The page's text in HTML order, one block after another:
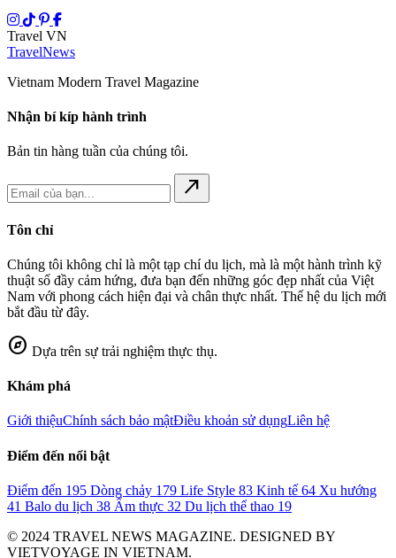
Travel VN
TravelNews
Vietnam Modern Travel Magazine
Nhận bí kíp hành trình
Bản tin hàng tuần của chúng tôi.
north_east
Tôn chỉ
Chúng tôi không chỉ là một tạp chí du lịch, mà là một hành trình kỹ
thuật số đầy cảm hứng, đưa bạn đến những góc đẹp nhất của Việt
Nam với phong cách hiện đại và chân thực nhất. Thế hệ du lịch mới
bắt đầu từ đây.
explore Dựa trên sự trải nghiệm thực thụ.
Khám phá
Giới thiệuChính sách bảo mậtĐiều khoản sử dụngLiên hệ
Điểm đến nổi bật
Điểm đến 195 Dòng chảy 179 Life Style 83 Kinh tế 64 Xu hướng
41 Balo du lịch 38 Ẩm thực 32 Du lịch thể thao 19
© 2024 TRAVEL NEWS MAGAZINE. DESIGNED BY
VIETVOYAGE IN VIETNAM.